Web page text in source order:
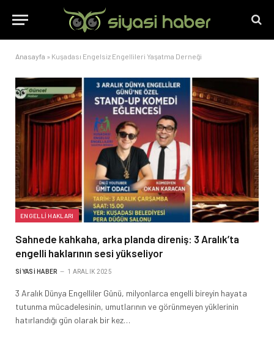
Anasayfa » Kuşadası Engelsiz Engellileri Yaşatma Derneği
ENGELLI HAKLARI
Sahnede kahkaha, arka planda direniş: 3 Aralık’ta
engelli haklarının sesi yükseliyor
SIYASI HABER 1 ARALIK 2025
3 Aralık Dünya Engelliler Günü, milyonlarca engelli bireyin hayata
tutunma mücadelesinin, umutlarının ve görünmeyen yüklerinin
hatırlandığı gün olarak bir kez…